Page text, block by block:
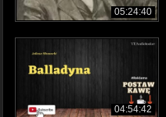
05:24:40
04:54:42